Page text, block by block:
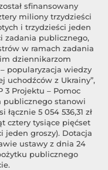
sfinansowany
miliony trzydzieści
i trzydzieści jeden
zadania publicznego,
w ramach zadania
dziennikarzom
popularyzacja wiedzy
uchodźców z Ukrainy”,
3 Projektu – Pomoc
publicznego stanowi
5 054 536,31 zł
cztery tysiące pięćset
jeden groszy). Dotacja
ustawy z dnia 24
publicznego